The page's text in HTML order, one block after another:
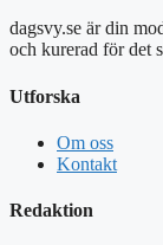
dagsvy.se är din
och kurerad för det
Utforska
Om oss
Kontakt
Redaktion